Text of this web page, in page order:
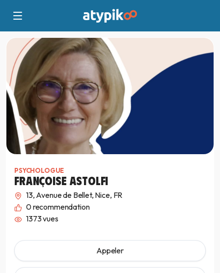
PSYCHOLOGUE
FRANÇOISE ASTOLFI
13, Avenue de Bellet, Nice, FR
0recommendation
1373 vues
Appeler